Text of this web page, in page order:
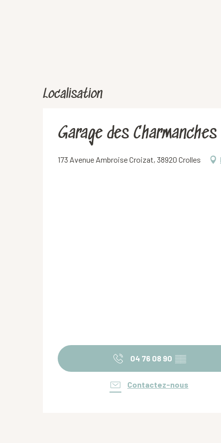
Localisation
Garage des Charmanches
173 Avenue Ambroise Croizat, 38920 Crolles
04 76 08 90 ▒▒
Contactez-nous